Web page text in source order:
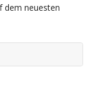
dem neuesten